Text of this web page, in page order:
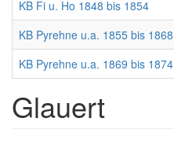
KB Fi u. Ho 1848 bis 1854
KB Pyrehne u.a. 1855 bis 1868
KB Pyrehne u.a. 1869 bis 1874
Glauert